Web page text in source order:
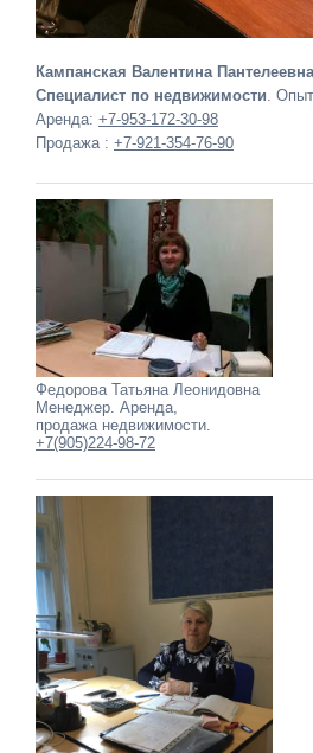
Кампанская Валентина Пантелеевна
Специалист по недвижимости .
Аренда: +7-953-172-30-98
Продажа : +7-921-354-76-90
Федорова Татьяна Леонидовна
Менеджер. Аренда,
продажа недвижимости.
+7(905)224-98-72